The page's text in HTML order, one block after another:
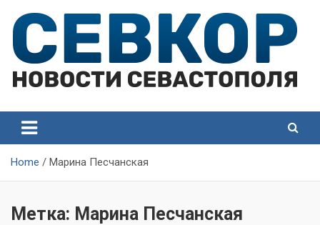
content
Севастополя
Севастополя
Home Марина Песчанская
Метка: Марина Песчанская